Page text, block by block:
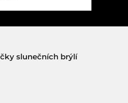
slunečních brýlí